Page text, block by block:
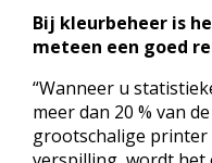
Bij kleurbeheer is
meteen een goed
“Wanneer u
meer dan 20 % van
grootschalige printer